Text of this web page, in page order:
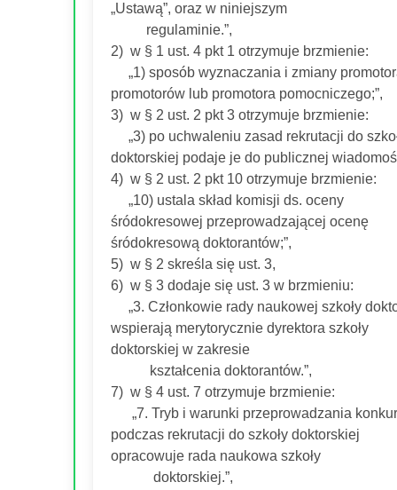
„Ustawą”, oraz w niniejszym
regulaminie.”,
2) w § 1 ust. 4 pkt 1 otrzymuje brzmienie:
„1) sposób wyznaczania i zmiany
promotorów lub promotora pomocniczego;”,
3) w § 2 ust. 2 pkt 3 otrzymuje brzmienie:
„3) po uchwaleniu zasad rekrutacji do
doktorskiej podaje je do publicznej
4) w § 2 ust. 2 pkt 10 otrzymuje brzmienie:
„10) ustala skład komisji ds. oceny
śródokresowej przeprowadzającej ocenę
śródokresową doktorantów;”,
5) w § 2 skreśla się ust. 3,
6) w § 3 dodaje się ust. 3 w brzmieniu:
„3. Członkowie rady naukowej szkoły
wspierają merytorycznie dyrektora szkoły
doktorskiej w zakresie
kształcenia doktorantów.”,
7) w § 4 ust. 7 otrzymuje brzmienie:
„7. Tryb i warunki przeprowadzania
podczas rekrutacji do szkoły doktorskiej
opracowuje rada naukowa szkoły
doktorskiej.”,